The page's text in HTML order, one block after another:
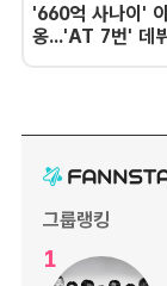
'660억 사나이'
옹...'AT 7번' 데
그룹랭킹
1